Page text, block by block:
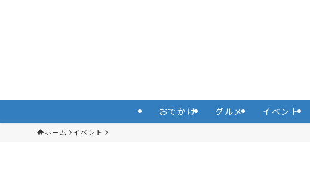
おでかけ グルメ イベント
ホーム イベント